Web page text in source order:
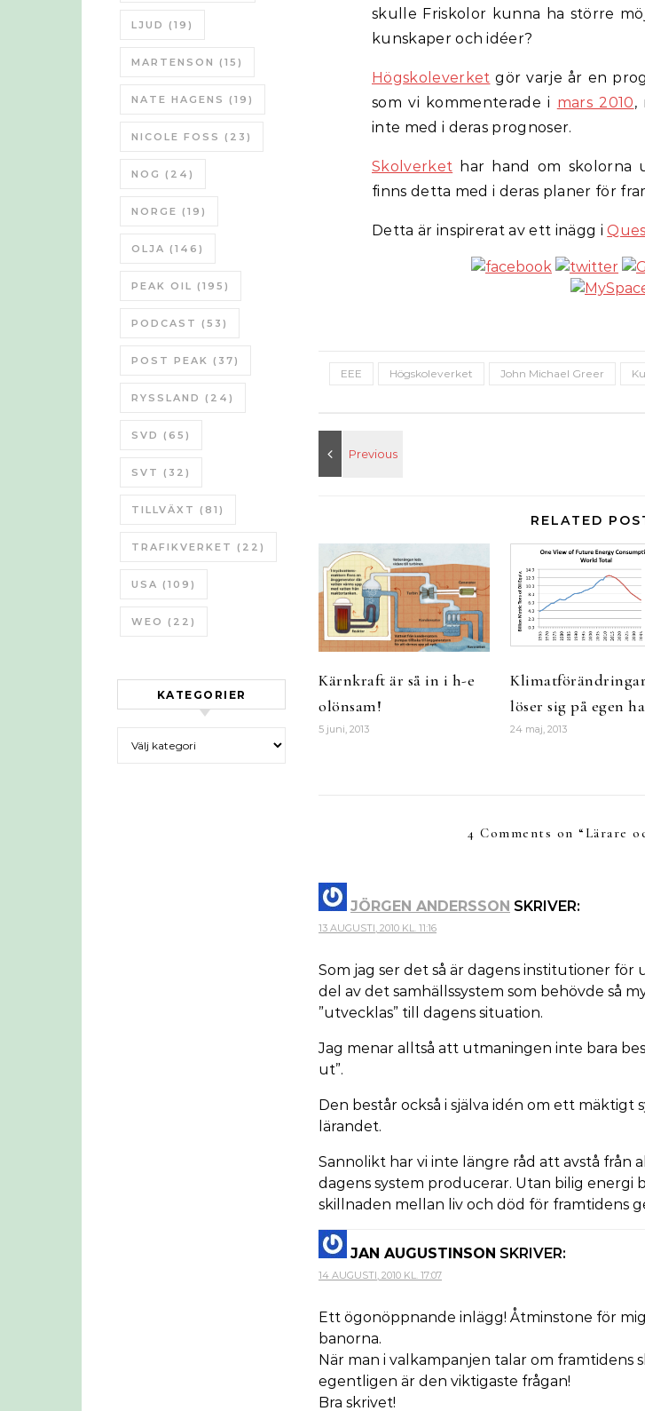
LJUD (19)
MARTENSON (15)
NATE HAGENS (19)
NICOLE FOSS (23)
NOG (24)
NORGE (19)
OLJA (146)
PEAK OIL (195)
PODCAST (53)
POST PEAK (37)
RYSSLAND (24)
SVD (65)
SVT (32)
TILLVÄXT (81)
TRAFIKVERKET (22)
USA (109)
WEO (22)
KATEGORIER
skulle Friskolor kunna ha större
kunskaper och idéer?
Högskoleverket gör varje år en
som vi kommenterade i mars 2010,
inte med i deras prognoser.
Skolverket har hand om skolorna
finns detta med i deras planer för
Detta är inspirerat av ett inägg i
EEE Högskoleverket John Michael Greer
RELATED
Kärnkraft är så in i h-e
olönsam!
5 juni, 2013
löser sig på egen
24 maj, 2013
4 Comments on “ Lärare
JÖRGEN ANDERSSON SKRIVER:
13 AUGUSTI, 2010 KL. 11:16
Som jag ser det så är dagens institutioner
del av det samhällssystem som behövde så
”utvecklas” till dagens situation.
Jag menar alltså att utmaningen inte bara
ut”.
Den består också i själva idén om ett mäktigt
lärandet.
Sannolikt har vi inte längre råd att avstå från
dagens system producerar. Utan bilig energi
skillnaden mellan liv och död för framtidens
JAN AUGUSTINSON SKRIVER:
14 AUGUSTI, 2010 KL. 17:07
Ett ögonöppnande inlägg! Åtminstone för
banorna.
När man i valkampanjen talar om framtidens
egentligen är den viktigaste frågan!
Bra skrivet!